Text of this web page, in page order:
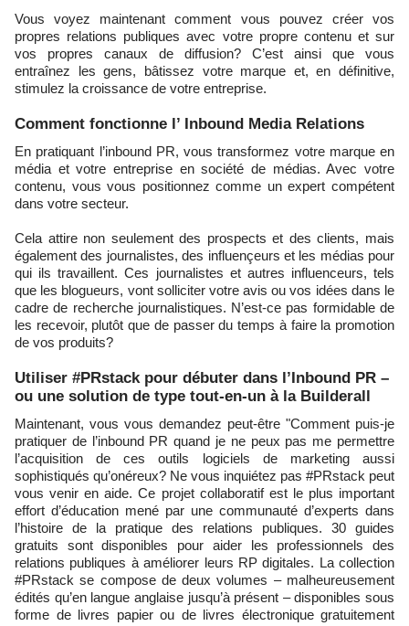
Vous voyez maintenant comment vous pouvez créer vos
propres relations publiques avec votre propre contenu et sur
vos propres canaux de diffusion? C’est ainsi que vous
entraînez les gens, bâtissez votre marque et, en définitive,
stimulez la croissance de votre entreprise.
Comment fonctionne l’ Inbound Media Relations
En pratiquant l’inbound PR, vous transformez votre marque en
média et votre entreprise en société de médias. Avec votre
contenu, vous vous positionnez comme un expert compétent
dans votre secteur.
Cela attire non seulement des prospects et des clients, mais
également des journalistes, des influençeurs et les médias pour
qui ils travaillent. Ces journalistes et autres influenceurs, tels
que les blogueurs, vont solliciter votre avis ou vos idées dans le
cadre de recherche journalistiques. N’est-ce pas formidable de
les recevoir, plutôt que de passer du temps à faire la promotion
de vos produits?
Utiliser #PRstack pour débuter dans l’Inbound PR –
ou une solution de type tout-en-un à la Builderall
Maintenant, vous vous demandez peut-être "Comment puis-je
pratiquer de l’inbound PR quand je ne peux pas me permettre
l’acquisition de ces outils logiciels de marketing aussi
sophistiqués qu’onéreux? Ne vous inquiétez pas #PRstack peut
vous venir en aide. Ce projet collaboratif est le plus important
effort d’éducation mené par une communauté d’experts dans
l’histoire de la pratique des relations publiques. 30 guides
gratuits sont disponibles pour aider les professionnels des
relations publiques à améliorer leurs RP digitales. La collection
#PRstack se compose de deux volumes – malheureusement
édités qu’en langue anglaise jusqu’à présent – disponibles sous
forme de livres papier ou de livres électronique gratuitement